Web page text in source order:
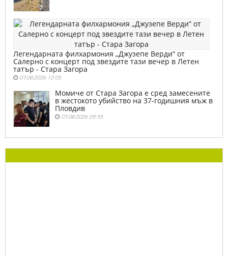
Легендарната филхармония „Джузепе Верди“ от
Салерно с концерт под звездите тази вечер в Летен
татър - Стара Загора
07.08.2026 12:05
Момиче от Стара Загора е сред замесените
в жестокото убийство на 37-годишния мъж в
Пловдив
07.08.2026 09:55